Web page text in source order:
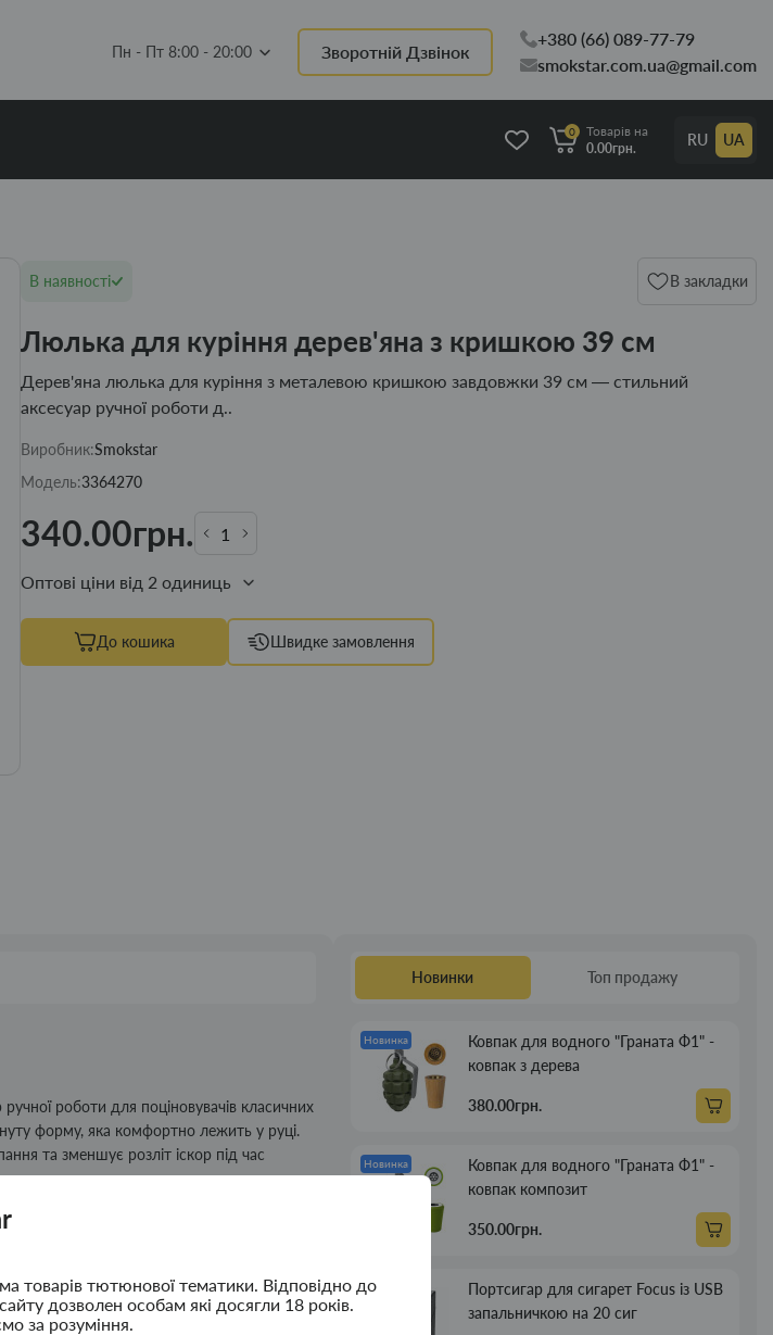
товарів тютюнової тематики. Відповідно до
дозволен особам які досягли 18 років.
за розуміння.
Пн - Пт 8:00 - 20:00 Зворотній Дзвінок
+380 (66) 089-77-79
smokstar.com.ua@gmail.com
0
Товарів на
0.00грн.
RU UA
В наявності В закладки
Люлька для куріння дерев'яна з кришкою 39 см
Дерев'яна люлька для куріння з металевою кришкою завдовжки 39 см — стильний
аксесуар ручної роботи д..
Виробник:Smokstar
Модель:3364270
340.00грн.
Оптові ціни від 2 одиниць
До кошика Швидке замовлення
роботи для поціновувачів класичних
форму, яка комфортно лежить у руці.
та зменшує розліт іскор під час
приємний зовнішній вигляд і
і як оригінальний подарунок.
Новинки Топ продажу
Новинка
Ковпак для водного "Граната Ф1" -
ковпак з дерева
380.00грн.
Новинка
Ковпак для водного "Граната Ф1" -
ковпак композит
350.00грн.
Новинка
Портсигар для сигарет Focus із USB
запальничкою на 20 сиг